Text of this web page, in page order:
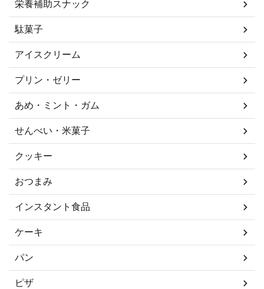
栄養補助スナック
駄菓子
アイスクリーム
プリン・ゼリー
あめ・ミント・ガム
せんべい・米菓子
クッキー
おつまみ
インスタント食品
ケーキ
パン
ピザ